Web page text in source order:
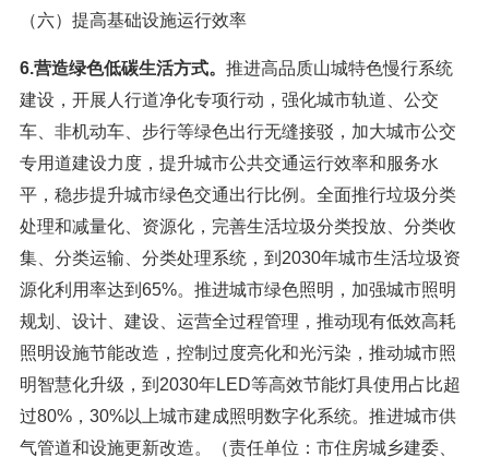
（六）提高基础设施运行效率
6.营造绿色低碳生活方式。 推进高品质山城特色慢行系统
建设，开展人行道净化专项行动，强化城市轨道、公交
车、非机动车、步行等绿色出行无缝接驳，加大城市公交
专用道建设力度，提升城市公共交通运行效率和服务水
平，稳步提升城市绿色交通出行比例。全面推行垃圾分类
处理和减量化、资源化，完善生活垃圾分类投放、分类收
集、分类运输、分类处理系统，到2030年城市生活垃圾资
源化利用率达到65%。推进城市绿色照明，加强城市照明
规划、设计、建设、运营全过程管理，推动现有低效高耗
照明设施节能改造，控制过度亮化和光污染，推动城市照
明智慧化升级，到2030年LED等高效节能灯具使用占比超
过80%，30%以上城市建成照明数字化系统。推进城市供
气管道和设施更新改造。（责任单位：市住房城乡建委、